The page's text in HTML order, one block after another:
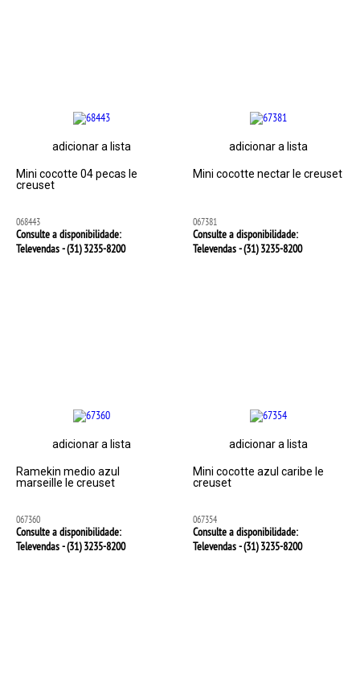
adicionar a lista
Mini cocotte 04 pecas le
creuset
068443
Consulte a disponibilidade:
Televendas - (31)3235-8200
adicionar a lista
Mini cocotte nectar le creuset
067381
Consulte a disponibilidade:
Televendas - (31)3235-8200
adicionar a lista
Ramekin medio azul
marseille le creuset
067360
Consulte a disponibilidade:
Televendas - (31)3235-8200
adicionar a lista
Mini cocotte azul caribe le
creuset
067354
Consulte a disponibilidade:
Televendas - (31)3235-8200